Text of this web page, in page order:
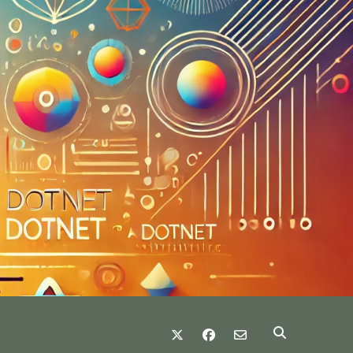
twitter facebook
email-form